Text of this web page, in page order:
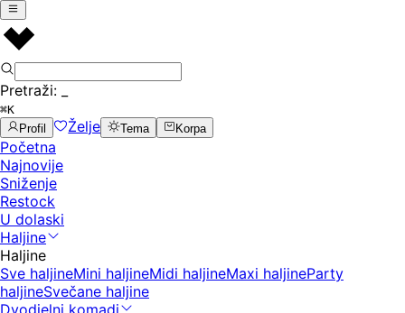
Pretraži:
⌘K
Profil
Želje Tema Korpa
Početna
Najnovije
Sniženje
Restock
U dolaski
Haljine
Haljine
Sve haljineMini haljineMidi haljineMaxi haljineParty
haljineSvečane haljine
Dvodjelni komadi